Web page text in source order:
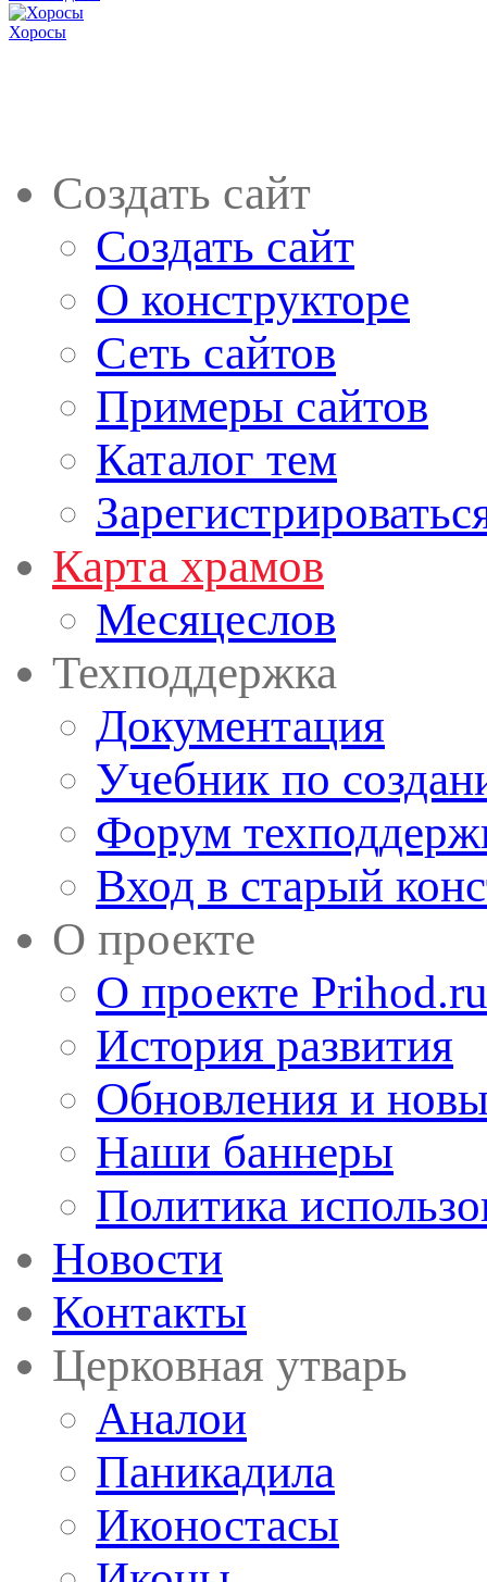
Хоросы
Создать сайт
Создать сайт
О конструкторе
Сеть сайтов
Примеры сайтов
Каталог тем
Карта храмов
Месяцеслов
Техподдержка
Документация
Учебник по
Форум
Вход в старый
О проекте
О проекте Prihod.ru
История развития
Обновления и
Наши баннеры
Политика
Новости
Контакты
Церковная утварь
Аналои
Паникадила
Иконостасы